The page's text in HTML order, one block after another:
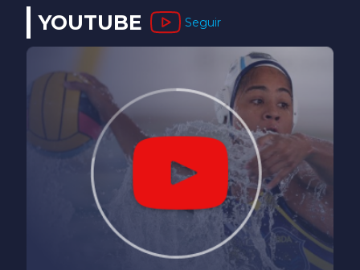
YOUTUBE Seguir